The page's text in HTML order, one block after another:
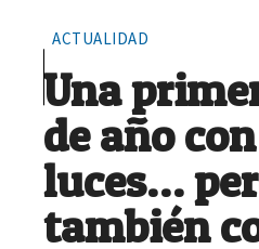
ACTUALIDAD
Una
de año
luces…
también